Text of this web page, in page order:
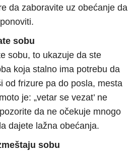
da zaboravite uz obećanje da
sobu
sobu, to ukazuje da ste
koja stalno ima potrebu da
od frizure pa do posla, mesta
je: „vetar se vezat’ ne
da ne očekuje mnogo
dajete lažna obećanja.
sobu